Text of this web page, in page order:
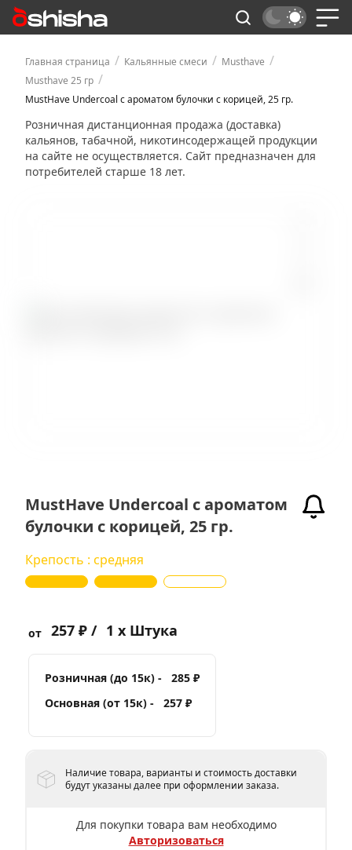
Главная страница / Кальянные смеси / Musthave /
Musthave 25 гр /
MustHave Undercoal с ароматом булочки с корицей, 25 гр.
Розничная дистанционная продажа (доставка)
кальянов, табачной, никотинсодержащей продукции
на сайте не осуществляется. Сайт предназначен для
потребителей старше 18 лет.
MustHave Undercoal с ароматом
булочки с корицей, 25 гр.
Крепость : средняя
от 257 ₽ / 1 x Штука
Розничная (до 15к) -
285 ₽
Основная (от 15к) -
257 ₽
Наличие товара, варианты и стоимость доставки
будут указаны далее при оформлении заказа.
Для покупки товара вам необходимо
Авторизоваться